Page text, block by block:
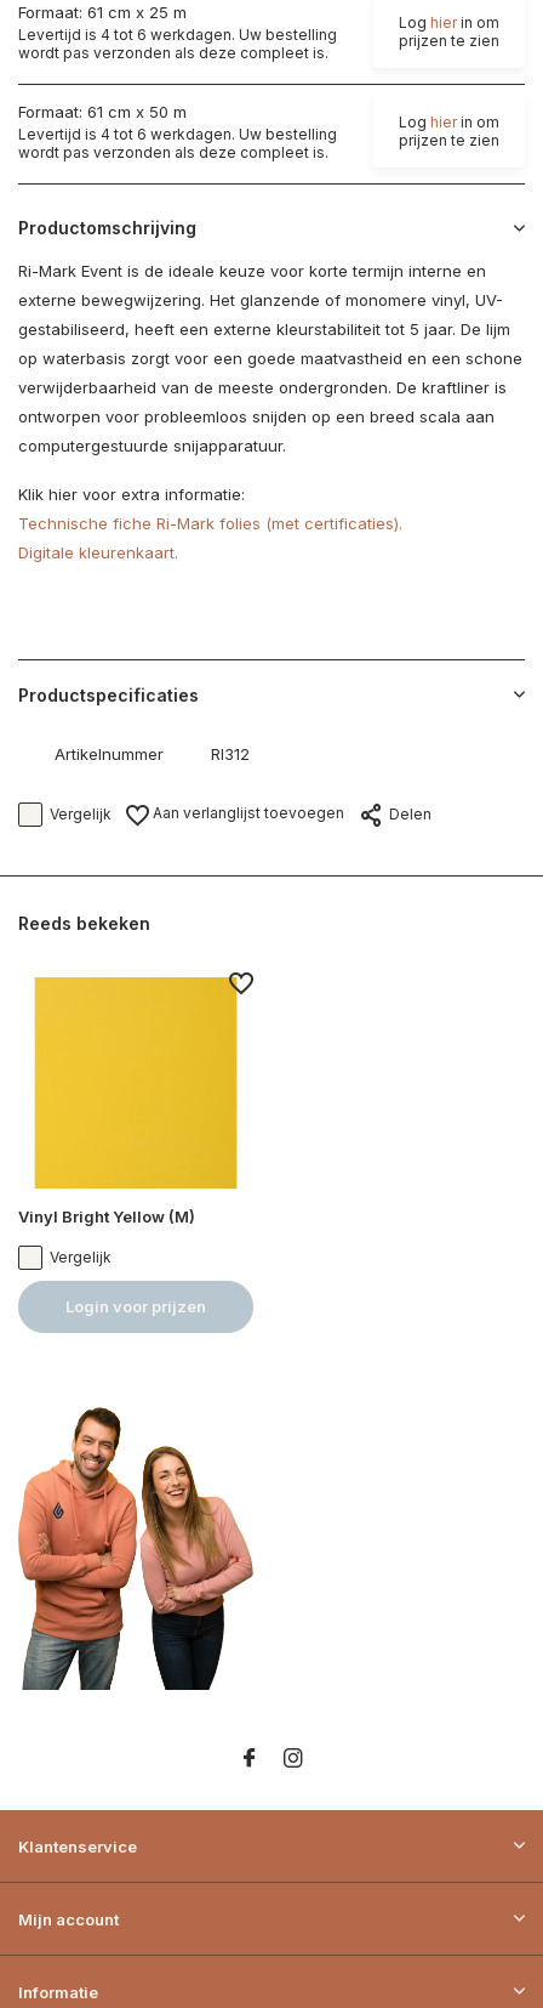
Formaat: 61 cm x 25 m
Levertijd is 4 tot 6 werkdagen. Uw bestelling
wordt pas verzonden als deze compleet is.
Log hierin om
prijzen te zien
Formaat: 61 cm x 50 m
Levertijd is 4 tot 6 werkdagen. Uw bestelling
wordt pas verzonden als deze compleet is.
Log hierin om
prijzen te zien
Productomschrijving
Ri-Mark Event is de ideale keuze voor korte termijn interne en
externe bewegwijzering. Het glanzende of monomere vinyl, UV-
gestabiliseerd, heeft een externe kleurstabiliteit tot 5 jaar. De lijm
op waterbasis zorgt voor een goede maatvastheid en een schone
verwijderbaarheid van de meeste ondergronden. De kraftliner is
ontworpen voor probleemloos snijden op een breed scala aan
computergestuurde snijapparatuur.
Klik hier voor extra informatie:
Technische fiche Ri-Mark folies (met certificaties).
Digitale kleurenkaart.
Productspecificaties
Artikelnummer RI312
Vergelijk Aan verlanglijst toevoegen Delen
Reeds bekeken
Vinyl Bright Yellow (M)
Vergelijk
Login voor prijzen
Klantenservice
Mijn account
Informatie